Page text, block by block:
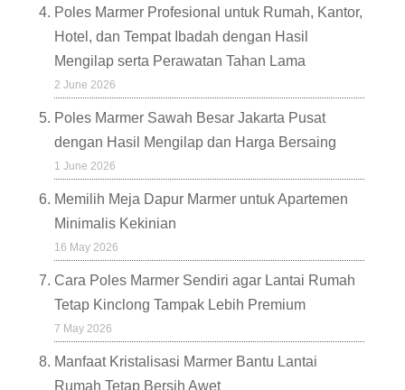
Poles Marmer Profesional untuk Rumah, Kantor,
Hotel, dan Tempat Ibadah dengan Hasil
Mengilap serta Perawatan Tahan Lama
2 June 2026
Poles Marmer Sawah Besar Jakarta Pusat
dengan Hasil Mengilap dan Harga Bersaing
1 June 2026
Memilih Meja Dapur Marmer untuk Apartemen
Minimalis Kekinian
16 May 2026
Cara Poles Marmer Sendiri agar Lantai Rumah
Tetap Kinclong Tampak Lebih Premium
7 May 2026
Manfaat Kristalisasi Marmer Bantu Lantai
Rumah Tetap Bersih Awet